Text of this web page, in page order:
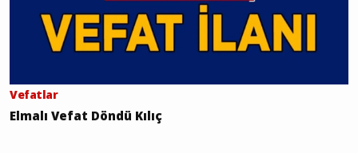
Vefatlar
Elmalı Vefat Döndü Kılıç